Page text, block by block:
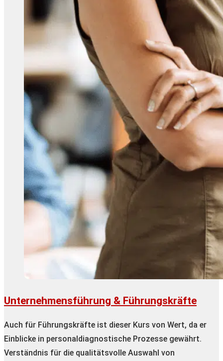
Unternehmensführung & Führungskräfte
Auch für Führungskräfte ist dieser Kurs von Wert, da er
Einblicke in personaldiagnostische Prozesse gewährt.
Verständnis für die qualitätsvolle Auswahl von